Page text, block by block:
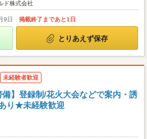
ド株式会社
9日 掲載終了まであと1日
とりあえず保存
未経験者歓迎
備】登録制/花火大会などで案内・誘
り★未経験歓迎